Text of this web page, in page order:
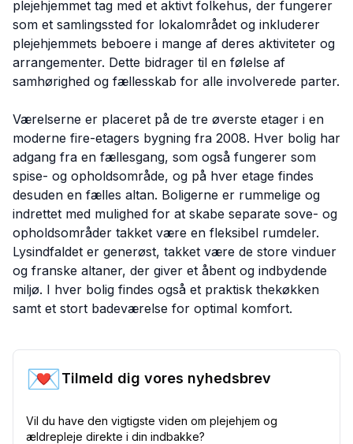
plejehjemmet tag med et aktivt folkehus, der fungerer
som et samlingssted for lokalområdet og inkluderer
plejehjemmets beboere i mange af deres aktiviteter og
arrangementer. Dette bidrager til en følelse af
samhørighed og fællesskab for alle involverede parter.
Værelserne er placeret på de tre øverste etager i en
moderne fire-etagers bygning fra 2008. Hver bolig har
adgang fra en fællesgang, som også fungerer som
spise- og opholdsområde, og på hver etage findes
desuden en fælles altan. Boligerne er rummelige og
indrettet med mulighed for at skabe separate sove- og
opholdsområder takket være en fleksibel rumdeler.
Lysindfaldet er generøst, takket være de store vinduer
og franske altaner, der giver et åbent og indbydende
miljø. I hver bolig findes også et praktisk thekøkken
samt et stort badeværelse for optimal komfort.
💌Tilmeld dig vores nyhedsbrev
Vil du have den vigtigste viden om plejehjem og
ældrepleje direkte i din indbakke?